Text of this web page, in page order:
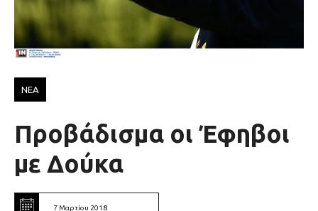
ΝΕΑ
Προβάδισμα οι Έφηβοι
με Δούκα
7 Μαρτίου 2018